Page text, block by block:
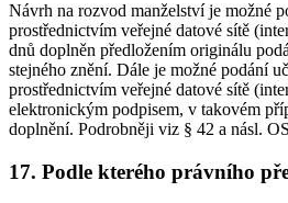
Návrh na rozvod manželství je možné
prostřednictvím veřejné datové sítě
dnů doplněn předložením originálu
stejného znění. Dále je možné podání
prostřednictvím veřejné datové sítě
elektronickým podpisem, v takovém
doplnění. Podrobněji viz § 42 a násl.
17. Podle kterého právního